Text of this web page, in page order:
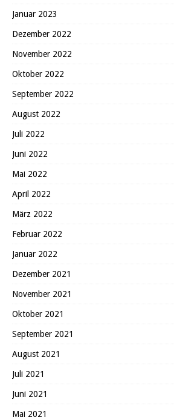
Januar 2023
Dezember 2022
November 2022
Oktober 2022
September 2022
August 2022
Juli 2022
Juni 2022
Mai 2022
April 2022
März 2022
Februar 2022
Januar 2022
Dezember 2021
November 2021
Oktober 2021
September 2021
August 2021
Juli 2021
Juni 2021
Mai 2021